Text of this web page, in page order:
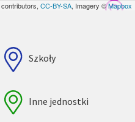
contributors, CC-BY-SA, Imagery ©Mapbox
Szkoły
Inne jednostki